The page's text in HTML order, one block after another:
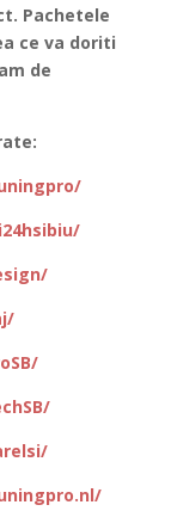
Pachetele
ce va doriti
de